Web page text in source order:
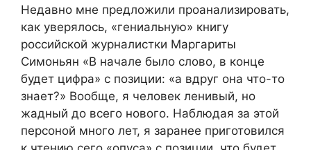
Недавно мне предложили проанализировать,
как уверялось, «гениальную» книгу
российской журналистки Маргариты
Симоньян «В начале было слово, в конце
будет цифра» с позиции: «а вдруг она что-то
знает?» Вообще, я человек ленивый, но
жадный до всего нового. Наблюдая за этой
персоной много лет, я заранее приготовился